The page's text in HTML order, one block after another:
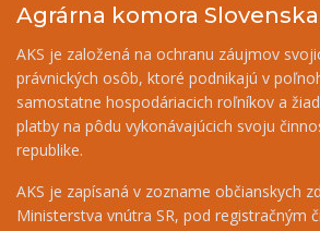
Agrárna komora Slovenska
AKS je založená na ochranu záujmov
právnických osôb, ktoré podnikajú v
samostatne hospodáriacich roľníkov a
platby na pôdu vykonávajúcich svoju
republike.
AKS je zapísaná v zozname občianskych
Ministerstva vnútra SR, pod registračným